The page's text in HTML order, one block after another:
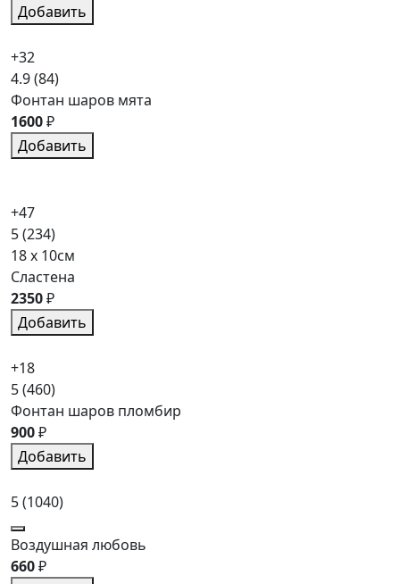
Добавить
+32
4.9(84)
Фонтан шаров мята
1600₽
Добавить
+47
5(234)
18 x 10см
Сластена
2350₽
Добавить
+18
5(460)
Фонтан шаров пломбир
900₽
Добавить
5(1040)
Воздушная любовь
660₽